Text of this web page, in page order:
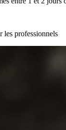
les professionnels